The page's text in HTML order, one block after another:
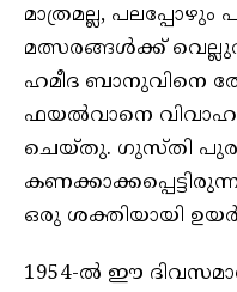
മാത്രമല്ല,
മത്സരങ്ങൾക്ക്
ഹമീദ ബാനുവിനെ
ഫയൽവാനെ
ചെയ്തു. ഗുസ്തി
ഒരു ശക്തിയായി
1954-ൽ ഈ